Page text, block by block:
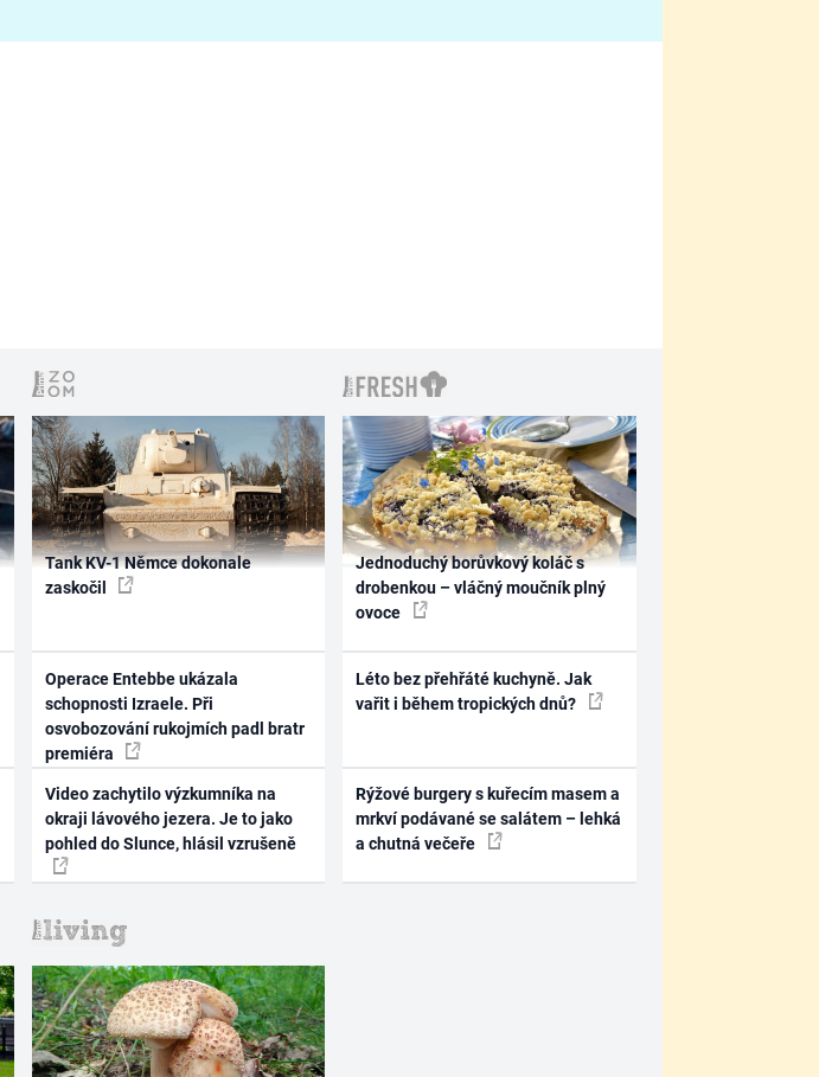
Tank KV-1 Němce dokonale
zaskočil
Operace Entebbe ukázala
schopnosti Izraele. Při
osvobozování rukojmích padl bratr
premiéra
Video zachytilo výzkumníka na
okraji lávového jezera. Je to jako
pohled do Slunce, hlásil vzrušeně
Jednoduchý borůvkový koláč s
drobenkou – vláčný moučník plný
ovoce
Léto bez přehřáté kuchyně. Jak
vařit i během tropických dnů?
Rýžové burgery s kuřecím masem a
mrkví podávané se salátem – lehká
a chutná večeře